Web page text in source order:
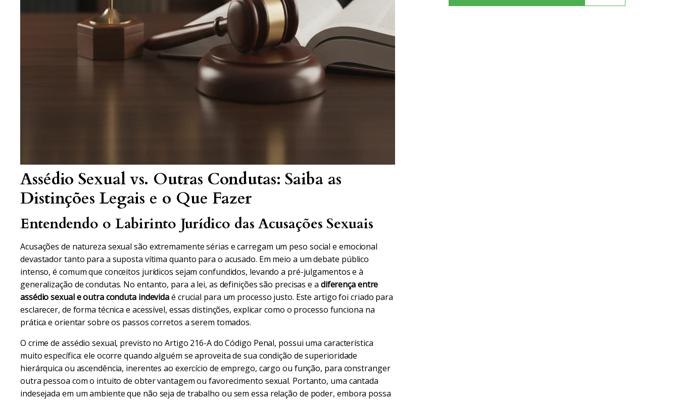
Assédio Sexual vs. Outras Condutas: Saiba as
Distinções Legais e o Que Fazer
Entendendo o Labirinto Jurídico das Acusações Sexuais
Acusações de natureza sexual são extremamente sérias e carregam um peso social e emocional
devastador tanto para a suposta vítima quanto para o acusado. Em meio a um debate público
intenso, é comum que conceitos jurídicos sejam confundidos, levando a pré-julgamentos e à
generalização de condutas. No entanto, para a lei, as definições são precisas e a diferença entre
assédio sexual e outra conduta indevidaé crucial para um processo justo. Este artigo foi criado para
esclarecer, de forma técnica e acessível, essas distinções, explicar como o processo funciona na
prática e orientar sobre os passos corretos a serem tomados.
O crime de assédio sexual, previsto no Artigo 216-A do Código Penal, possui uma característica
muito específica: ele ocorre quando alguém se aproveita de sua condição de superioridade
hierárquica ou ascendência, inerentes ao exercício de emprego, cargo ou função, para constranger
outra pessoa com o intuito de obter vantagem ou favorecimento sexual. Portanto, uma cantada
indesejada em um ambiente que não seja de trabalho ou sem essa relação de poder, embora possa